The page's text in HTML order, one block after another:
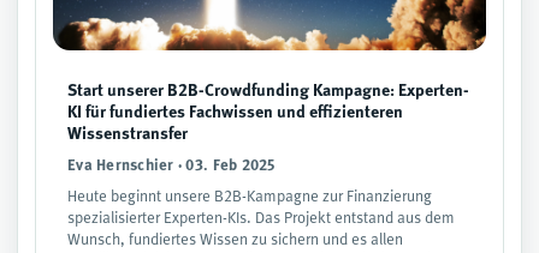
Start unserer B2B-Crowdfunding Kampagne: Experten-
KI für fundiertes Fachwissen und effizienteren
Wissenstransfer
Eva Hernschier · 03. Feb 2025
Heute beginnt unsere B2B-Kampagne zur Finanzierung
spezialisierter Experten-KIs. Das Projekt entstand aus dem
Wunsch, fundiertes Wissen zu sichern und es allen